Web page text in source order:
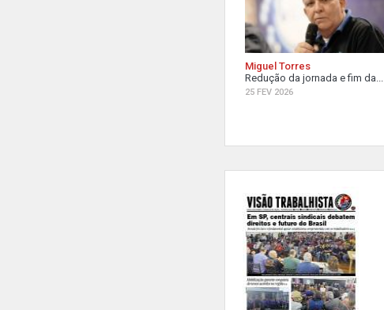
Miguel Torres
Redução da jornada e fim da...
25 FEV 2026